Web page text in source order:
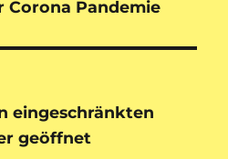
Pandemie
eingeschränkten
geöffnet